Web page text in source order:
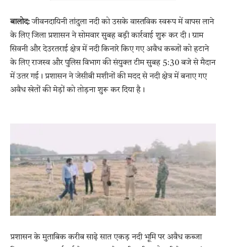
बालोद:जीवनदायिनी तांदुला नदी को उसके वास्तविक स्वरूप में वापस लाने
के लिए जिला प्रशासन ने सोमवार सुबह बड़ी कार्रवाई शुरू कर दी। ग्राम
सिवनी और देउरतराई क्षेत्र में नदी किनारे किए गए अवैध कब्जों को हटाने
के लिए राजस्व और पुलिस विभाग की संयुक्त टीम सुबह 5:30 बजे से मैदान
में उतर गई। प्रशासन ने जेसीबी मशीनों की मदद से नदी क्षेत्र में बनाए गए
अवैध खेतों की मेड़ों को तोड़ना शुरू कर दिया है।
प्रशासन के मुताबिक करीब साढ़े सात एकड़ नदी भूमि पर अवैध कब्जा